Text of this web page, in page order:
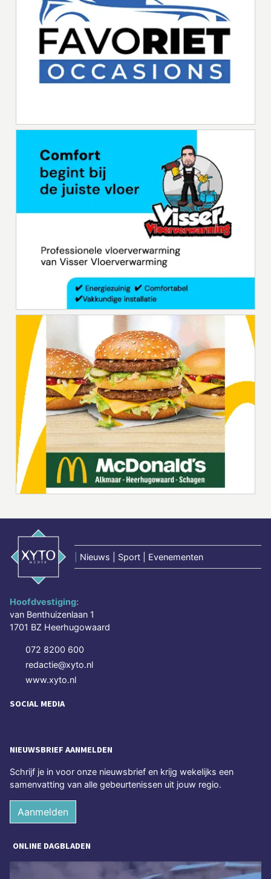
Nieuws | Sport | Evenementen
Hoofdvestiging:
van Benthuizenlaan 1
1701 BZ Heerhugowaard
072 8200 600
redactie@xyto.nl
www.xyto.nl
SOCIAL MEDIA
NIEUWSBRIEF AANMELDEN
Schrijf je in voor onze nieuwsbrief en krijg wekelijks een
samenvatting van alle gebeurtenissen uit jouw regio.
Aanmelden
ONLINE DAGBLADEN